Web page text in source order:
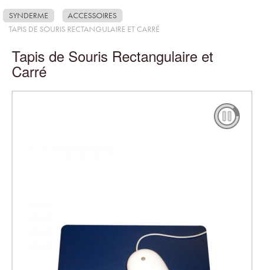
SYNDERME
ACCESSOIRES
TAPIS DE SOURIS RECTANGULAIRE ET CARRÉ
Tapis de Souris Rectangulaire et
Carré